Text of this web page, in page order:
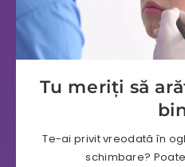
Tu meriți să
Te-ai privit vreodată în
schimbare?